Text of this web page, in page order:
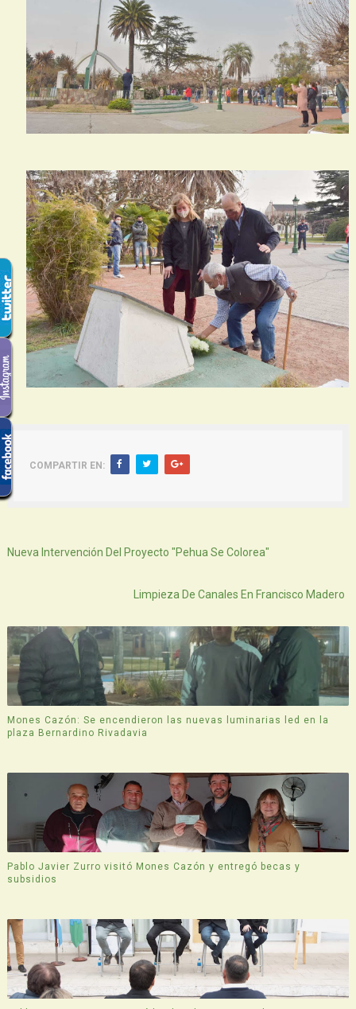
COMPARTIR EN:
Nueva Intervención Del Proyecto "Pehua Se Colorea"
Limpieza De Canales En Francisco Madero
Mones Cazón: Se encendieron las nuevas luminarias led en la
plaza Bernardino Rivadavia
Pablo Javier Zurro visitó Mones Cazón y entregó becas y
subsidios